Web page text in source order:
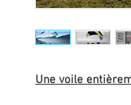
Une voile